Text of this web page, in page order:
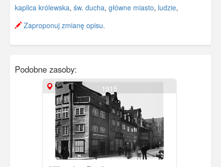
kaplica królewska, św. ducha, główne miasto, ludzie,
Zaproponuj zmianę opisu.
Podobne zasoby:
1915